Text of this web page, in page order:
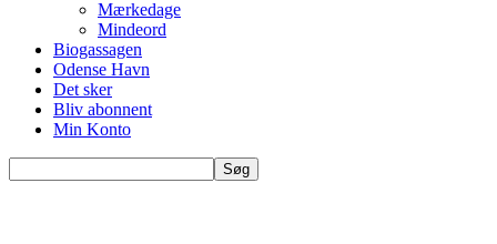
Mærkedage
Mindeord
Biogassagen
Odense Havn
Det sker
Bliv abonnent
Min Konto